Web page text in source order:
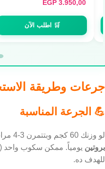
3.950,00
جرعات وطريقة
💪 الجرعة المناسبة
لو وزنك 60 كجم وبتتمرن 3-4 مرات أسبوعياً، محتاجة